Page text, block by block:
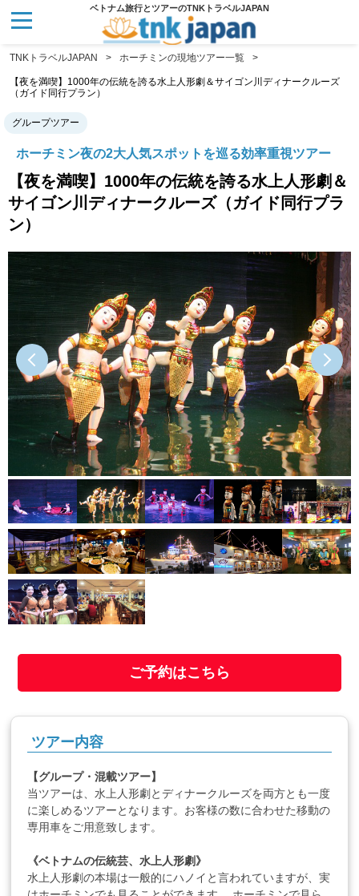
ベトナム旅行とツアーのTNKトラベルJAPAN
TNKトラベルJAPAN ホーチミンの現地ツアー一覧
【夜を満喫】1000年の伝統を誇る水上人形劇＆サイゴン川ディナークルーズ
（ガイド同行プラン）
グループツアー
ホーチミン夜の2大人気スポットを巡る効率重視ツアー
【夜を満喫】1000年の伝統を誇る水上人形劇＆
サイゴン川ディナークルーズ（ガイド同行プラ
ン）
ご予約はこちら
ツアー内容
【グループ・混載ツアー】
当ツアーは、水上人形劇とディナークルーズを両方とも一度
に楽しめるツアーとなります。お客様の数に合わせた移動の
専用車をご用意致します。
《ベトナムの伝統芸、水上人形劇》
水上人形劇の本場は一般的にハノイと言われていますが、実